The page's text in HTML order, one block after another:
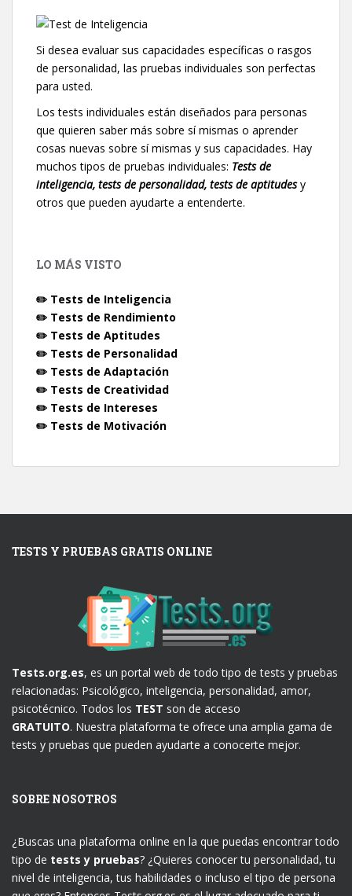
Si desea evaluar sus capacidades específicas o rasgos
de personalidad, las pruebas individuales son perfectas
para usted.
Los tests individuales están diseñados para personas
que quieren saber más sobre sí mismas o aprender
cosas nuevas sobre sí mismas y sus capacidades. Hay
muchos tipos de pruebas individuales: Tests de
inteligencia, tests de personalidad, tests de aptitudesy
otros que pueden ayudarte a entenderte.
LO MÁS VISTO
✏️ Tests de Inteligencia
✏️ Tests de Rendimiento
✏️ Tests de Aptitudes
✏️ Tests de Personalidad
✏️ Tests de Adaptación
✏️ Tests de Creatividad
✏️ Tests de Intereses
✏️ Tests de Motivación
TESTS Y PRUEBAS GRATIS ONLINE
Tests.org.es, es un portal web de todo tipo de tests y pruebas
relacionadas: Psicológico, inteligencia, personalidad, amor,
psicotécnico. Todos los TEST son de acceso
GRATUITO. Nuestra plataforma te ofrece una amplia gama de
tests y pruebas que pueden ayudarte a conocerte mejor.
SOBRE NOSOTROS
¿Buscas una plataforma online en la que puedas encontrar todo
tipo de tests y pruebas? ¿Quieres conocer tu personalidad, tu
nivel de inteligencia, tus habilidades o incluso el tipo de persona